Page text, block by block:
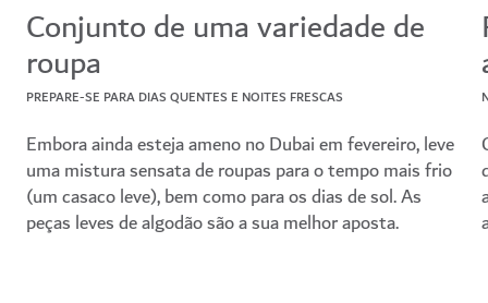
Conjunto de uma variedade de
roupa
PREPARE-SE PARA DIAS QUENTES E NOITES FRESCAS
Embora ainda esteja ameno no Dubai em fevereiro, leve
uma mistura sensata de roupas para o tempo mais frio
(um casaco leve), bem como para os dias de sol. As
peças leves de algodão são a sua melhor aposta.